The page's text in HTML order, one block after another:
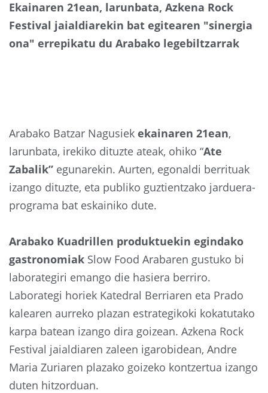
Ekainaren 21ean, larunbata, Azkena Rock
Festival jaialdiarekin bat egitearen "sinergia
ona" errepikatu du Arabako legebiltzarrak
Arabako Batzar Nagusiek ekainaren 21ean,
larunbata, irekiko dituzte ateak, ohiko “Ate
Zabalik” egunarekin. Aurten, egonaldi berrituak
izango dituzte, eta publiko guztientzako jarduera-
programa bat eskainiko dute.
Arabako Kuadrillen produktuekin egindako
gastronomiak Slow Food Arabaren gustuko bi
laborategiri emango die hasiera berriro.
Laborategi horiek Katedral Berriaren eta Prado
kalearen aurreko plazan estrategikoki kokatutako
karpa batean izango dira goizean. Azkena Rock
Festival jaialdiaren zaleen igarobidean, Andre
Maria Zuriaren plazako goizeko kontzertua izango
duten hitzorduan.